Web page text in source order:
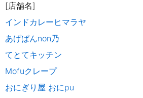
[店舗名]
インドカレーヒマラヤ
あげぱんnon乃
てとてキッチン
Mofuクレープ
おにぎり屋 おにpu